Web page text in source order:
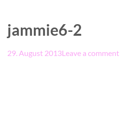
jammie6-2
29. August 2013Leave a comment